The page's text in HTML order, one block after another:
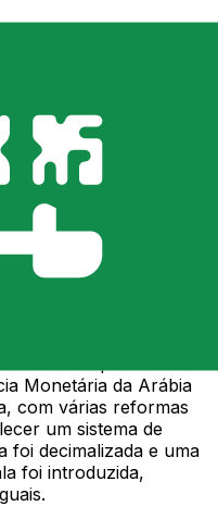
de Ouro
às necessidades
de câmbio de 1
Hejaz foi emitido como
em 1932, o
Monetária da Arábia
com várias reformas
um sistema de
foi decimalizada e uma
foi introduzida,